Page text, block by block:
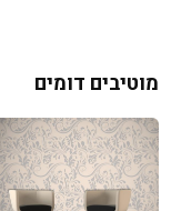
מוטיבים דומים